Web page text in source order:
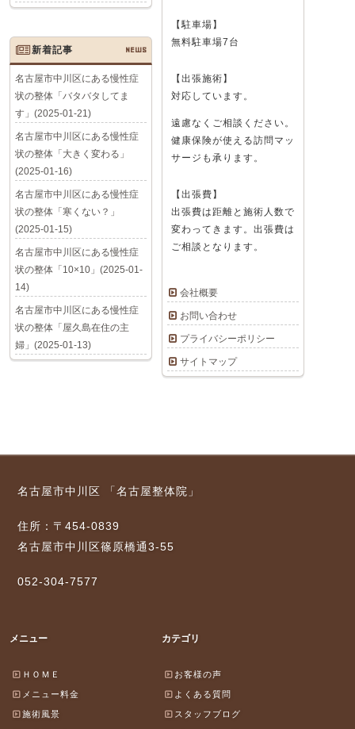
【駐車場】
無料駐車場7台
【出張施術】
対応しています。
遠慮なくご相談ください。
健康保険が使える訪問マッ
サージも承ります。
【出張費】
出張費は距離と施術人数で
変わってきます。出張費は
ご相談となります。
会社概要
お問い合わせ
プライバシーポリシー
サイトマップ
新着記事 NEWS
名古屋市中川区にある慢性症
状の整体「バタバタしてま
す」(2025-01-21)
名古屋市中川区にある慢性症
状の整体「大きく変わる」
(2025-01-16)
名古屋市中川区にある慢性症
状の整体「寒くない？」
(2025-01-15)
名古屋市中川区にある慢性症
状の整体「10×10」(2025-01-
14)
名古屋市中川区にある慢性症
状の整体「屋久島在住の主
婦」(2025-01-13)
名古屋市中川区 「名古屋整体院」
住所：〒454-0839
名古屋市中川区篠原橋通3-55
052-304-7577
メニュー
ＨＯＭＥ
メニュー料金
施術風景
カテゴリ
お客様の声
よくある質問
スタッフブログ